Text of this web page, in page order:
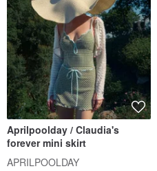
Aprilpoolday / Claudia's
forever mini skirt
APRILPOOLDAY